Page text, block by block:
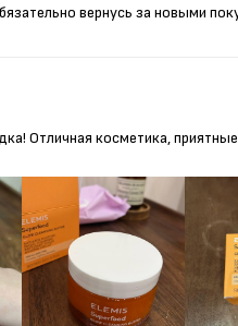
вернусь за новыми
Отличная косметика,